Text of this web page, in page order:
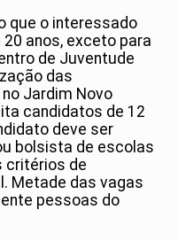
que o interessado
anos, exceto para
de Juventude
das
Jardim Novo
candidatos de 12
deve ser
bolsista de escolas
critérios de
Metade das vagas
pessoas do